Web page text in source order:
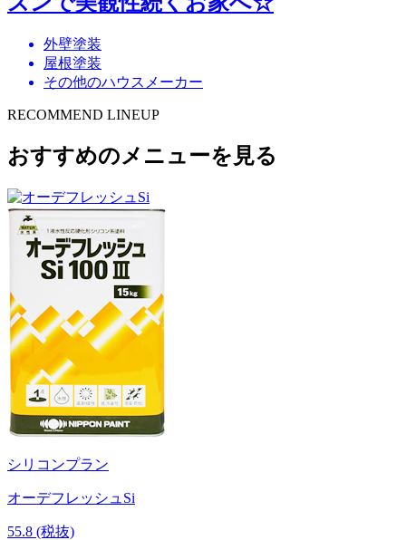
外壁塗装
屋根塗装
その他のハウスメーカー
RECOMMEND LINEUP
おすすめのメニューを見る
シリコンプラン
オーデフレッシュSi
55.8 (税抜)